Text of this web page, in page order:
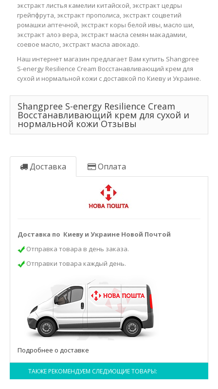
экстракт листья камелии китайской, экстракт цедры
грейпфрута, экстракт прополиса, экстракт соцветий
ромашки аптечной, экстракт коры белой ивы, масло ши,
экстракт алоэ вера, экстракт масла семян макадамии,
соевое масло, экстракт масла авокадо.
Наш интернет магазин предлагает Вам купить Shangpree
S-energy Resilience Cream Восстанавливающий крем для
сухой и нормальной кожи с доставкой по Киеву и Украине.
Shangpree S-energy Resilience Cream
Восстанавливающий крем для сухой и
нормальной кожи Отзывы
Доставка Оплата
Доставка по Киеву и Украине Новой Почтой
Отправка товара в день заказа.
Отправки товара каждый день.
Подробнее о доставке
ТАКЖЕ РЕКОМЕНДУЕМ СЛЕДУЮЩИЕ ТОВАРЫ: